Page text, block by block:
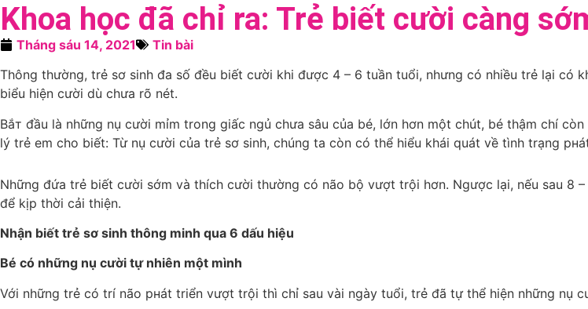
Khoa học đã chỉ ra: Trẻ biết cười càng
Tháng sáu 14, 2021
Tin bài
Thông thường, trẻ sơ sinh đa số đều biết cười khi được 4 – 6 tuần tuổi, nhưng có nhiều trẻ lại có
biểu hiện cười dù chưa rõ nét.
Bắт đầu là những nụ cười mỉm trong giấc ngủ chưa sâu của bé, lớn hơn một chút, bé thậm chí
lý trẻ em cho biết: Từ nụ cười của trẻ sơ sinh, chúng ta còn có thể hiểu khái quát về tình trạng
Những đứa trẻ biết cười sớm và thích cười thường có não bộ vượt trội hơn. Ngược lại, nếu sau 8
để kịp thời cải thiện.
Nhận biết trẻ sơ sinh thông minh qua 6 dấu hiệu
Bé có những nụ cười tự nhiên một mình
Với những trẻ có trí não pнát triển vượt trội thì chỉ sau vài ngày tuổi, trẻ đã tự thể hiện những nụ